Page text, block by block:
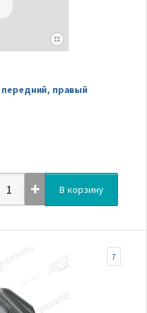
правый
В корзину
7